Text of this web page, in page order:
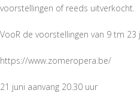
voorstellingen of reeds uitverkocht.
VooR de voorstellingen van 9 tm
https://www.zomeropera.be/
21 juni aanvang 20.30 uur